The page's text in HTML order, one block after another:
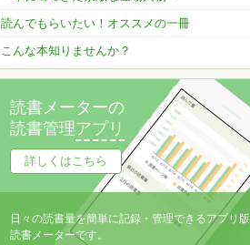
読んでもらいたい！オススメの一冊
こんな本知りませんか？
読書メーターの
読書管理アプリ
詳しくはこちら
日々の読書量を簡単に記録・管理できるアプリ版
読書メーターです。